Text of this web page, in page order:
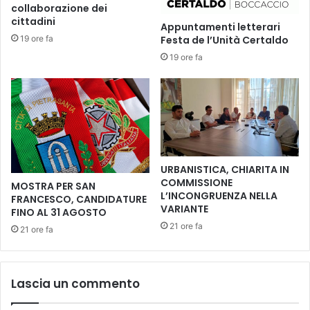
t
r
o
n
d
u
e
g
o
r
n
i
i
c
e
m
a
e
s
a
p
e
"
M
a
r
i
a
.
.
A
collaborazione dei
cittadini
19 ore fa
Appuntamenti letterari
Festa de l’Unità Certaldo
19 ore fa
MOSTRA PER SAN
FRANCESCO, CANDIDATURE
FINO AL 31 AGOSTO
21 ore fa
URBANISTICA, CHIARITA IN
COMMISSIONE
L’INCONGRUENZA NELLA
VARIANTE
21 ore fa
Lascia un commento